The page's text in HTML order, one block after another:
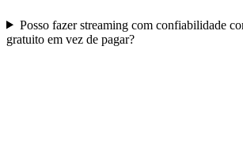
Posso fazer streaming com confiabilidade
gratuito em vez de pagar?